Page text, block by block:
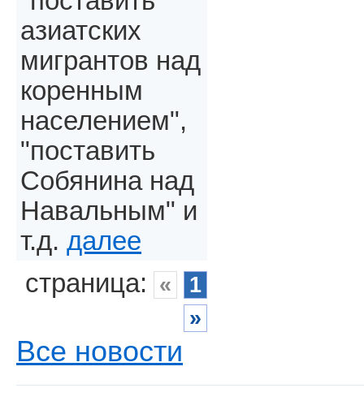
азиатских
мигрантов над
коренным
населением",
"поставить
Собянина над
Навальным" и
т.д. далее
страница: «
1
»
Все новости